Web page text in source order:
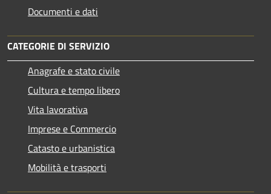
Documenti e dati
CATEGORIE DI SERVIZIO
Anagrafe e stato civile
Cultura e tempo libero
Vita lavorativa
Imprese e Commercio
Catasto e urbanistica
Mobilità e trasporti